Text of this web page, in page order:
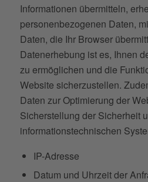
Informationen übermitteln,
personenbezogenen Daten,
Daten, die Ihr Browser
Datenerhebung ist es, Ihnen
zu ermöglichen und die
Website sicherzustellen.
Daten zur Optimierung der
Sicherstellung der Sicherheit
informationstechnischen
IP-Adresse
Datum und Uhrzeit der